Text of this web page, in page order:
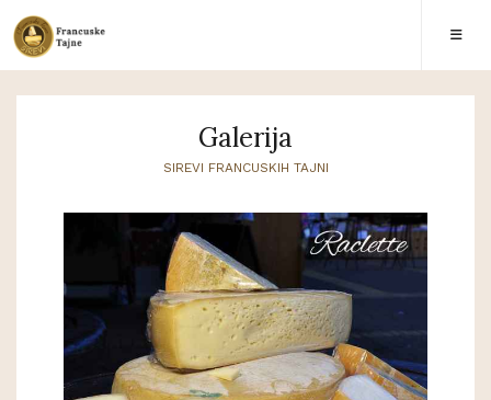
Galerija
SIREVI FRANCUSKIH TAJNI